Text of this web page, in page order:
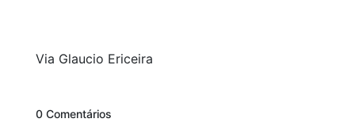
Via Glaucio Ericeira
0 Comentários